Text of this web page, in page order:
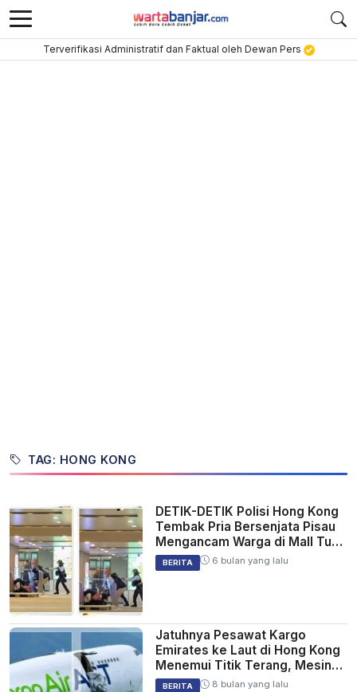
Terverifikasi Administratif dan Faktual oleh Dewan Pers
TAG: HONG KONG
DETIK-DETIK Polisi Hong Kong
Tembak Pria Bersenjata Pisau
Mengancam Warga di Mall Tuen
Mun, Pelaku Tewas di RS
BERITA 6 bulan yang lalu
Jatuhnya Pesawat Kargo
Emirates ke Laut di Hong Kong
Menemui Titik Terang, Mesin
Ngebut Saat Mendarat!
BERITA 8 bulan yang lalu